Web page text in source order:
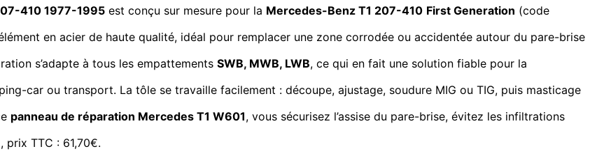
410 1977-1995 est conçu sur mesure pour la Mercedes-Benz T1 207-410 First Generation (code
en acier de haute qualité, idéal pour remplacer une zone corrodée ou accidentée autour du pare-brise
s’adapte à tous les empattements SWB, MWB, LWB, ce qui en fait une solution fiable pour la
car ou transport. La tôle se travaille facilement : découpe, ajustage, soudure MIG ou TIG, puis masticage
panneau de réparation Mercedes T1 W601, vous sécurisez l’assise du pare-brise, évitez les infiltrations
prix TTC : 61,70€.